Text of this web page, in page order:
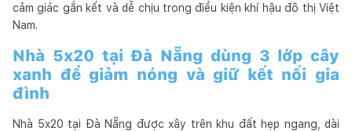
cảm giác gắn kết và dễ chịu trong điều kiện khí hậu đô thị Việt
Nam.
Nhà 5x20 tại Đà Nẵng dùng 3 lớp cây
xanh để giảm nóng và giữ kết nối gia
đình
Nhà 5x20 tại Đà Nẵng được xây trên khu đất hẹp ngang, dài